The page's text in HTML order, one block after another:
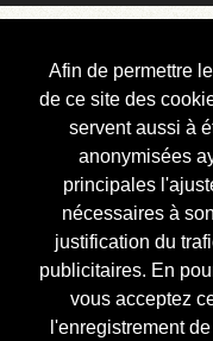
Afin de permettre
de ce site des
servent aussi à
anonymisées
principales
nécessaires à
justification du
publicitaires. En
vous acceptez
l'enregistrement
Courbis, «
Blog
Bienvenue
Réalisations
Divers (et d’été)
Annonces